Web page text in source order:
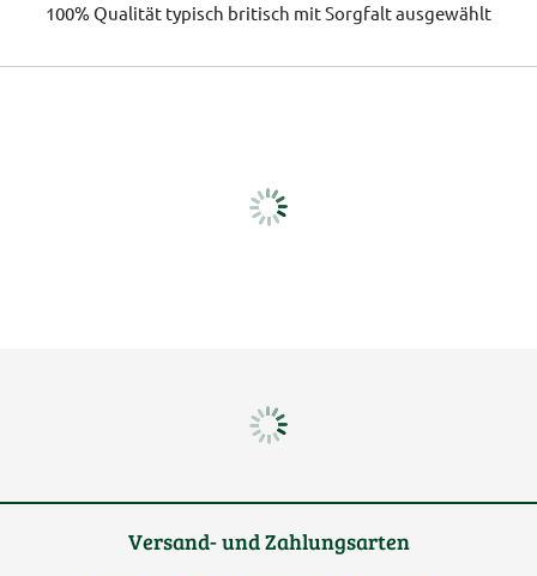
100% Qualität typisch britisch mit Sorgfalt ausgewählt
Versand- und Zahlungsarten